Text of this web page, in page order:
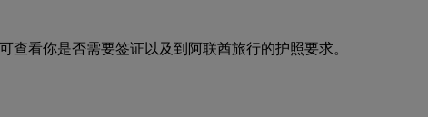
查看你是否需要签证以及到阿联酋旅行的护照要求。